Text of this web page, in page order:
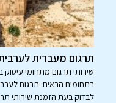
תרגום מעברית
בתחומים הבאים: תרגום
לבדוק בעת הזמנת שירותי